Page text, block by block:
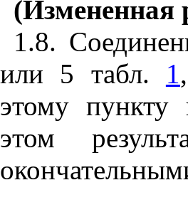
(Измененная
1.8.
или 5 табл. 1
этому пункту
этом